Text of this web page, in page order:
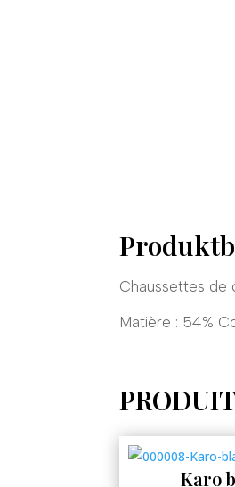
Chaussettes de
Matière : 54%
Karo